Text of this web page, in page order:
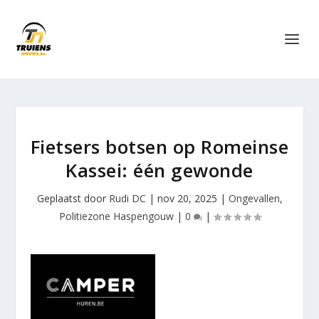
Fietsers botsen op Romeinse
Kassei: één gewonde
Geplaatst door Rudi DC | nov 20, 2025 | Ongevallen,
Politiezone Haspengouw| 0 |